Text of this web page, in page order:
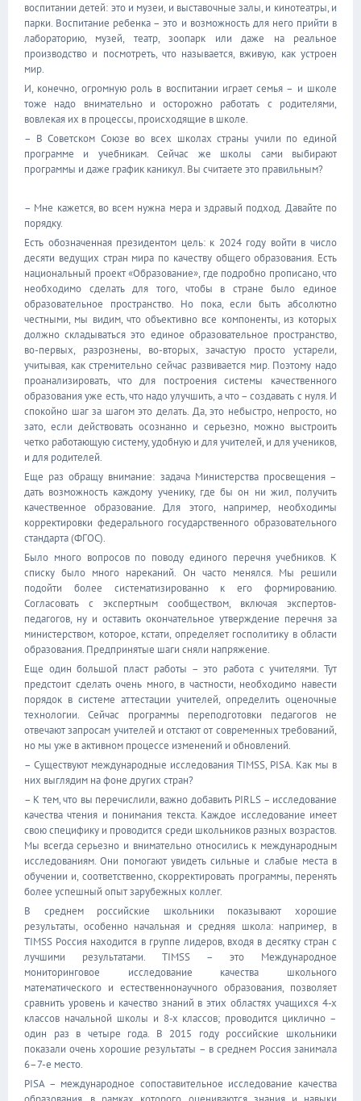
воспитании детей: это и музеи, и выставочные залы, и кинотеатры, и
парки. Воспитание ребенка – это и возможность для него прийти в
лабораторию, музей, театр, зоопарк или даже на реальное
производство и посмотреть, что называется, вживую, как устроен
мир.
И, конечно, огромную роль в воспитании играет семья – и школе
тоже надо внимательно и осторожно работать с родителями,
вовлекая их в процессы, происходящие в школе.
– В Советском Союзе во всех школах страны учили по единой
программе и учебникам. Сейчас же школы сами выбирают
программы и даже график каникул. Вы считаете это правильным?
– Мне кажется, во всем нужна мера и здравый подход. Давайте по
порядку.
Есть обозначенная президентом цель: к 2024 году войти в число
десяти ведущих стран мира по качеству общего образования. Есть
национальный проект «Образование», где подробно прописано, что
необходимо сделать для того, чтобы в стране было единое
образовательное пространство. Но пока, если быть абсолютно
честными, мы видим, что объективно все компоненты, из которых
должно складываться это единое образовательное пространство,
во-первых, разрознены, во-вторых, зачастую просто устарели,
учитывая, как стремительно сейчас развивается мир. Поэтому надо
проанализировать, что для построения системы качественного
образования уже есть, что надо улучшить, а что – создавать с нуля. И
спокойно шаг за шагом это делать. Да, это небыстро, непросто, но
зато, если действовать осознанно и серьезно, можно выстроить
четко работающую систему, удобную и для учителей, и для учеников,
и для родителей.
Еще раз обращу внимание: задача Министерства просвещения –
дать возможность каждому ученику, где бы он ни жил, получить
качественное образование. Для этого, например, необходимы
корректировки федерального государственного образовательного
стандарта (ФГОС).
Было много вопросов по поводу единого перечня учебников. К
списку было много нареканий. Он часто менялся. Мы решили
подойти более систематизированно к его формированию.
Согласовать с экспертным сообществом, включая экспертов-
педагогов, ну и оставить окончательное утверждение перечня за
министерством, которое, кстати, определяет госполитику в области
образования. Предпринятые шаги сняли напряжение.
Еще один большой пласт работы – это работа с учителями. Тут
предстоит сделать очень много, в частности, необходимо навести
порядок в системе аттестации учителей, определить оценочные
технологии. Сейчас программы переподготовки педагогов не
отвечают запросам учителей и отстают от современных требований,
но мы уже в активном процессе изменений и обновлений.
– Существуют международные исследования TIMSS, PISA. Как мы в
них выглядим на фоне других стран?
– К тем, что вы перечислили, важно добавить PIRLS – исследование
качества чтения и понимания текста. Каждое исследование имеет
свою специфику и проводится среди школьников разных возрастов.
Мы всегда серьезно и внимательно относились к международным
исследованиям. Они помогают увидеть сильные и слабые места в
обучении и, соответственно, скорректировать программы, перенять
более успешный опыт зарубежных коллег.
В среднем российские школьники показывают хорошие
результаты, особенно начальная и средняя школа: например, в
TIMSS Россия находится в группе лидеров, входя в десятку стран с
лучшими результатами. TIMSS – это Международное
мониторинговое исследование качества школьного
математического и естественнонаучного образования, позволяет
сравнить уровень и качество знаний в этих областях учащихся 4-х
классов начальной школы и 8-х классов; проводится циклично –
один раз в четыре года. В 2015 году российские школьники
показали очень хорошие результаты – в среднем Россия занимала
6–7-е место.
PISA – международное сопоставительное исследование качества